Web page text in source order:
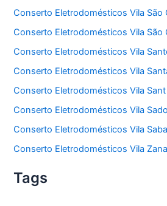
Conserto Eletrodomésticos Vila São
Conserto Eletrodomésticos Vila São
Conserto Eletrodomésticos Vila
Conserto Eletrodomésticos Vila
Conserto Eletrodomésticos Vila
Conserto Eletrodomésticos Vila
Conserto Eletrodomésticos Vila
Conserto Eletrodomésticos Vila
Tags